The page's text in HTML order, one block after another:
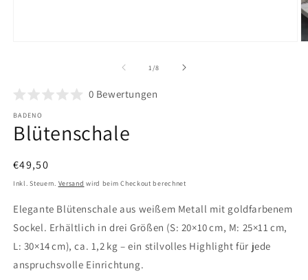
öffnen
1 /von
8
0 Bewertungen
BADENO
Blütenschale
Normaler
Preis
€49,50
Inkl. Steuern. Versand wird beim Checkout berechnet
Elegante Blütenschale aus weißem Metall mit goldfarbenem
Sockel. Erhältlich in drei Größen (S: 20×10 cm, M: 25×11 cm,
L: 30×14 cm), ca. 1,2 kg – ein stilvolles Highlight für jede
anspruchsvolle Einrichtung.